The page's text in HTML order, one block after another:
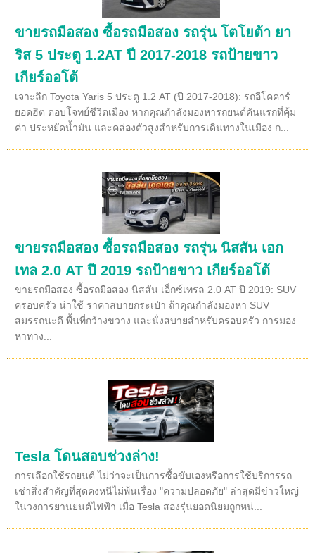
ขายรถมือสอง ซื้อรถมือสอง รถรุ่น โตโยต้า ยา
ริส 5 ประตู 1.2AT ปี 2017-2018 รถป้ายขาว
เกียร์ออโต้
เจาะลึก Toyota Yaris 5 ประตู 1.2 AT (ปี 2017-2018): รถอีโคคาร์
ยอดฮิต ตอบโจทย์ชีวิตเมือง หากคุณกำลังมองหารถยนต์คันแรกที่คุ้ม
ค่า ประหยัดน้ำมัน และคล่องตัวสูงสำหรับการเดินทางในเมือง ก...
ขายรถมือสอง ซื้อรถมือสอง รถรุ่น นิสสัน เอก
เทล 2.0 AT ปี 2019 รถป้ายขาว เกียร์ออโต้
ขายรถมือสอง ซื้อรถมือสอง นิสสัน เอ็กซ์เทรล 2.0 AT ปี 2019: SUV
ครอบครัว น่าใช้ ราคาสบายกระเป๋า ถ้าคุณกำลังมองหา SUV
สมรรถนะดี พื้นที่กว้างขวาง และนั่งสบายสำหรับครอบครัว การมอง
หาทาง...
Tesla โดนสอบช่วงล่าง!
การเลือกใช้รถยนต์ ไม่ว่าจะเป็นการซื้อขับเองหรือการใช้บริการรถ
เช่าสิ่งสำคัญที่สุดคงหนีไม่พ้นเรื่อง "ความปลอดภัย" ล่าสุดมีข่าวใหญ่
ในวงการยานยนต์ไฟฟ้า เมื่อ Tesla สองรุ่นยอดนิยมถูกหน่...